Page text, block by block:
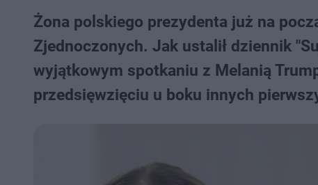
Żona polskiego prezydenta już na
Zjednoczonych. Jak ustalił dziennik
wyjątkowym spotkaniu z Melanią
przedsięwzięciu u boku innych